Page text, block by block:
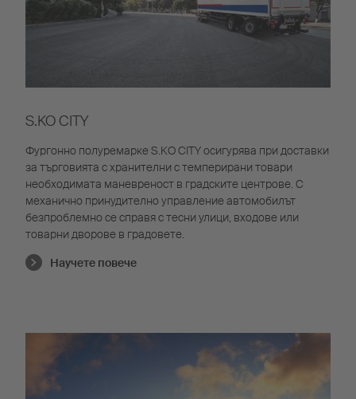
S.KO CITY
Фургонно полуремарке S.KO CITY осигурява при доставки
за търговията с хранителни с темперирани товари
необходимата маневреност в градските центрове. С
механично принудително управление автомобилът
безпроблемно се справя с тесни улици, входове или
товарни дворове в градовете.
Научете повече